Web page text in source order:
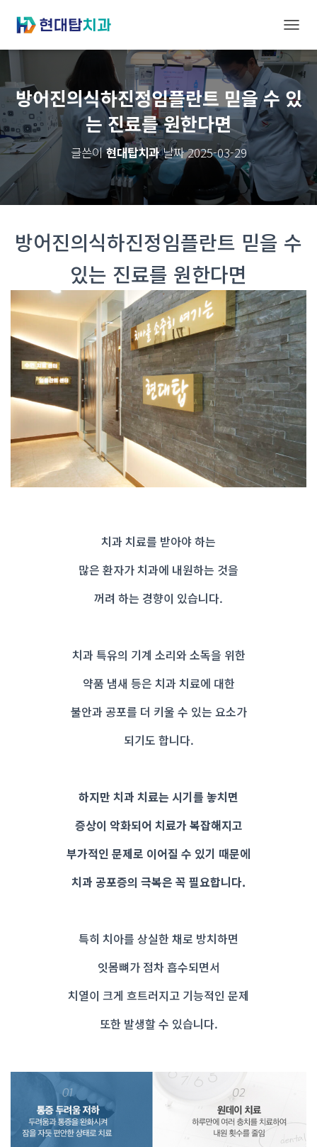
비
게
이
션
토
글
방어진의식하진정임플란트 믿을 수 있
는 진료를 원한다면
글쓴이현대탑치과날짜2025-03-29
방어진의식하진정임플란트 믿을 수
있는 진료를 원한다면
치과 치료를 받아야 하는
많은 환자가 치과에 내원하는 것을
꺼려 하는 경향이 있습니다.
치과 특유의 기계 소리와 소독을 위한
약품 냄새 등은 치과 치료에 대한
불안과 공포를 더 키울 수 있는 요소가
되기도 합니다.
하지만 치과 치료는 시기를 놓치면
증상이 악화되어 치료가 복잡해지고
부가적인 문제로 이어질 수 있기 때문에
치과 공포증의 극복은 꼭 필요합니다.
특히 치아를 상실한 채로 방치하면
잇몸뼈가 점차 흡수되면서
치열이 크게 흐트러지고 기능적인 문제
또한 발생할 수 있습니다.